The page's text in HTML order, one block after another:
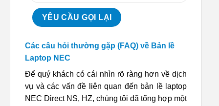
Các câu hỏi thường gặp (FAQ) về Bản lề
Laptop NEC
Để quý khách có cái nhìn rõ ràng hơn về dịch
vụ và các vấn đề liên quan đến bản lề laptop
NEC Direct NS, HZ, chúng tôi đã tổng hợp một